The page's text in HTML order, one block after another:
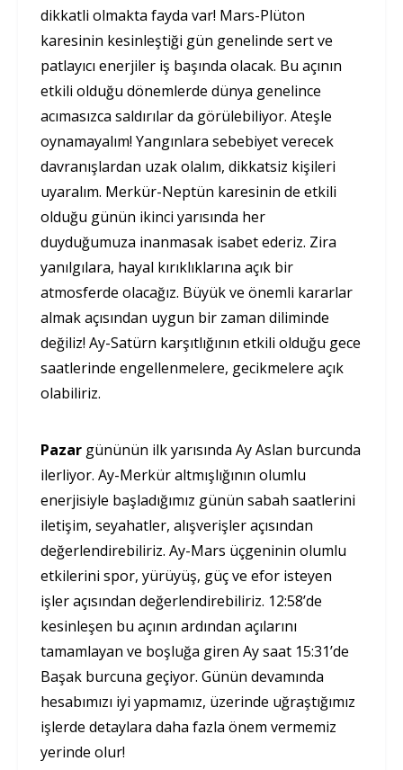
dikkatli olmakta fayda var! Mars-Plüton
karesinin kesinleştiği gün genelinde sert ve
patlayıcı enerjiler iş başında olacak. Bu açının
etkili olduğu dönemlerde dünya genelince
acımasızca saldırılar da görülebiliyor. Ateşle
oynamayalım! Yangınlara sebebiyet verecek
davranışlardan uzak olalım, dikkatsiz kişileri
uyaralım. Merkür-Neptün karesinin de etkili
olduğu günün ikinci yarısında her
duyduğumuza inanmasak isabet ederiz. Zira
yanılgılara, hayal kırıklıklarına açık bir
atmosferde olacağız. Büyük ve önemli kararlar
almak açısından uygun bir zaman diliminde
değiliz! Ay-Satürn karşıtlığının etkili olduğu gece
saatlerinde engellenmelere, gecikmelere açık
olabiliriz.
Pazar gününün ilk yarısında Ay Aslan burcunda
ilerliyor. Ay-Merkür altmışlığının olumlu
enerjisiyle başladığımız günün sabah saatlerini
iletişim, seyahatler, alışverişler açısından
değerlendirebiliriz. Ay-Mars üçgeninin olumlu
etkilerini spor, yürüyüş, güç ve efor isteyen
işler açısından değerlendirebiliriz. 12:58’de
kesinleşen bu açının ardından açılarını
tamamlayan ve boşluğa giren Ay saat 15:31’de
Başak burcuna geçiyor. Günün devamında
hesabımızı iyi yapmamız, üzerinde uğraştığımız
işlerde detaylara daha fazla önem vermemiz
yerinde olur!